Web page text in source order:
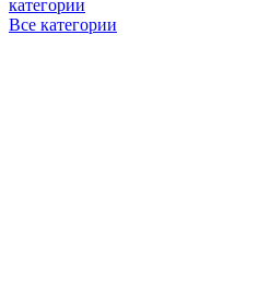
категории
Все категории